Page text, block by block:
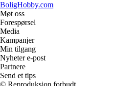
BoligHobby.com
Møt oss
Forespørsel
Media
Kampanjer
Min tilgang
Nyheter e-post
Partnere
Send et tips